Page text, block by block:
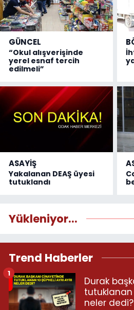
GÜNCEL
“Okul alışverişinde
yerel esnaf tercih
edilmeli”
ASAYİŞ
Yakalanan DEAŞ üyesi
tutuklandı
Yükleniyor...
Trend Haberler
Durak
tutuklanan
neler dedi?
1